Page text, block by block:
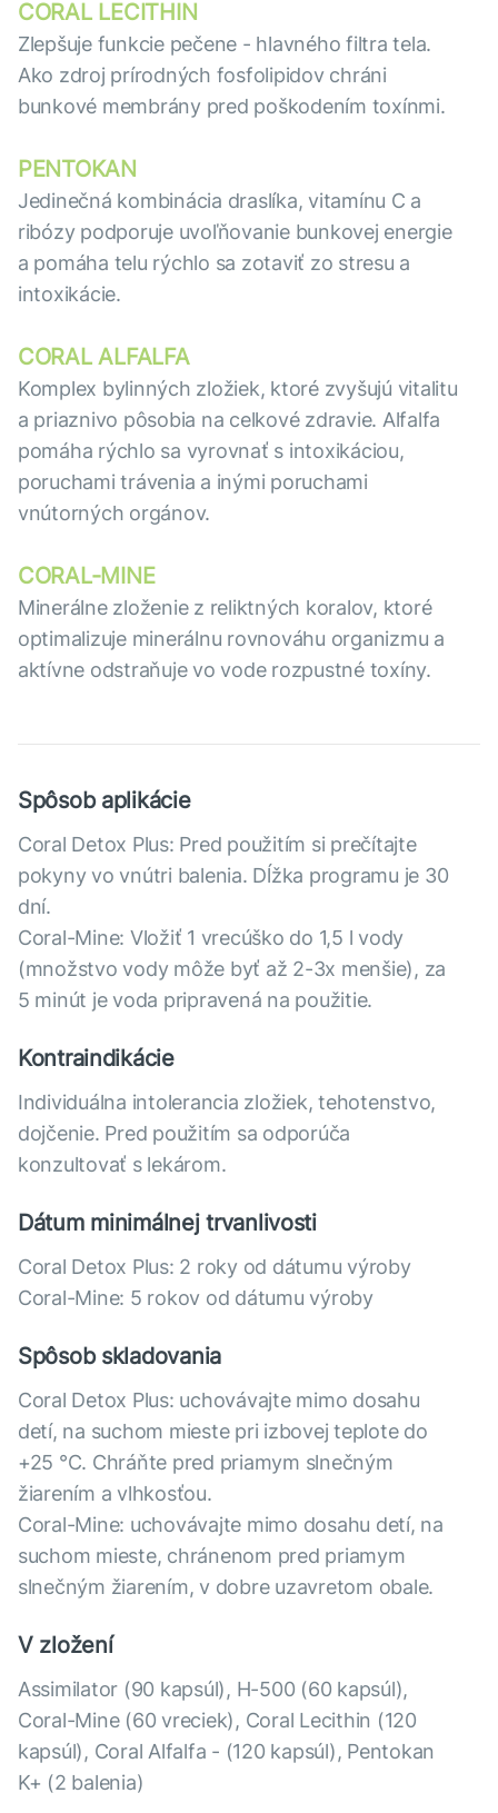
CORAL LECITHIN
Zlepšuje funkcie pečene - hlavného filtra tela.
Ako zdroj prírodných fosfolipidov chráni
bunkové membrány pred poškodením toxínmi.
PENTOKAN
Jedinečná kombinácia draslíka, vitamínu C a
ribózy podporuje uvoľňovanie bunkovej energie
a pomáha telu rýchlo sa zotaviť zo stresu a
intoxikácie.
CORAL ALFALFA
Komplex bylinných zložiek, ktoré zvyšujú vitalitu
a priaznivo pôsobia na celkové zdravie. Alfalfa
pomáha rýchlo sa vyrovnať s intoxikáciou,
poruchami trávenia a inými poruchami
vnútorných orgánov.
CORAL-MINE
Minerálne zloženie z reliktných koralov, ktoré
optimalizuje minerálnu rovnováhu organizmu a
aktívne odstraňuje vo vode rozpustné toxíny.
Spôsob aplikácie
Coral Detox Plus: Pred použitím si prečítajte
pokyny vo vnútri balenia. Dĺžka programu je 30
dní.
Coral-Mine: Vložiť 1 vrecúško do 1,5 l vody
(množstvo vody môže byť až 2-3x menšie), za
5 minút je voda pripravená na použitie.
Kontraindikácie
Individuálna intolerancia zložiek, tehotenstvo,
dojčenie. Pred použitím sa odporúča
konzultovať s lekárom.
Dátum minimálnej trvanlivosti
Coral Detox Plus: 2 roky od dátumu výroby
Coral-Mine: 5 rokov od dátumu výroby
Spôsob skladovania
Coral Detox Plus: uchovávajte mimo dosahu
detí, na suchom mieste pri izbovej teplote do
+25 °С. Chráňte pred priamym slnečným
žiarením a vlhkosťou.
Coral-Mine: uchovávajte mimo dosahu detí, na
suchom mieste, chránenom pred priamym
slnečným žiarením, v dobre uzavretom obale.
V zložení
Assimilator (90 kapsúl), H-500 (60 kapsúl),
Coral-Mine (60 vreciek), Coral Lecithin (120
kapsúl), Coral Alfalfa - (120 kapsúl), Pentokan
K+ (2 balenia)